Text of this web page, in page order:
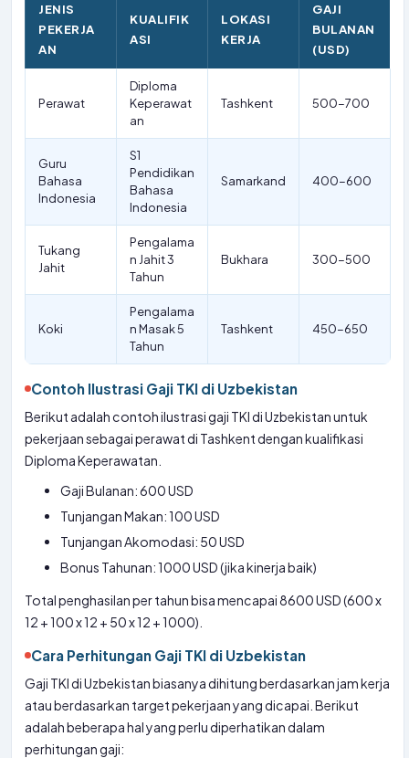
JENIS
PEKERJA
AN
KUALIFIK
ASI
LOKASI
KERJA
GAJI
BULANAN
(USD)
Perawat
Diploma
Keperawat
an
Tashkent 500-700
Guru
Bahasa
Indonesia
S1
Pendidikan
Bahasa
Indonesia
Samarkand 400-600
Tukang
Jahit
Pengalama
n Jahit 3
Tahun
Bukhara 300-500
Koki
Pengalama
n Masak 5
Tahun
Tashkent 450-650
Contoh Ilustrasi Gaji TKI di Uzbekistan
Berikut adalah contoh ilustrasi gaji TKI di Uzbekistan untuk
pekerjaan sebagai perawat di Tashkent dengan kualifikasi
Diploma Keperawatan.
Gaji Bulanan: 600 USD
Tunjangan Makan: 100 USD
Tunjangan Akomodasi: 50 USD
Bonus Tahunan: 1000 USD (jika kinerja baik)
Total penghasilan per tahun bisa mencapai 8600 USD (600 x
12 + 100 x 12 + 50 x 12 + 1000).
Cara Perhitungan Gaji TKI di Uzbekistan
Gaji TKI di Uzbekistan biasanya dihitung berdasarkan jam kerja
atau berdasarkan target pekerjaan yang dicapai. Berikut
adalah beberapa hal yang perlu diperhatikan dalam
perhitungan gaji: